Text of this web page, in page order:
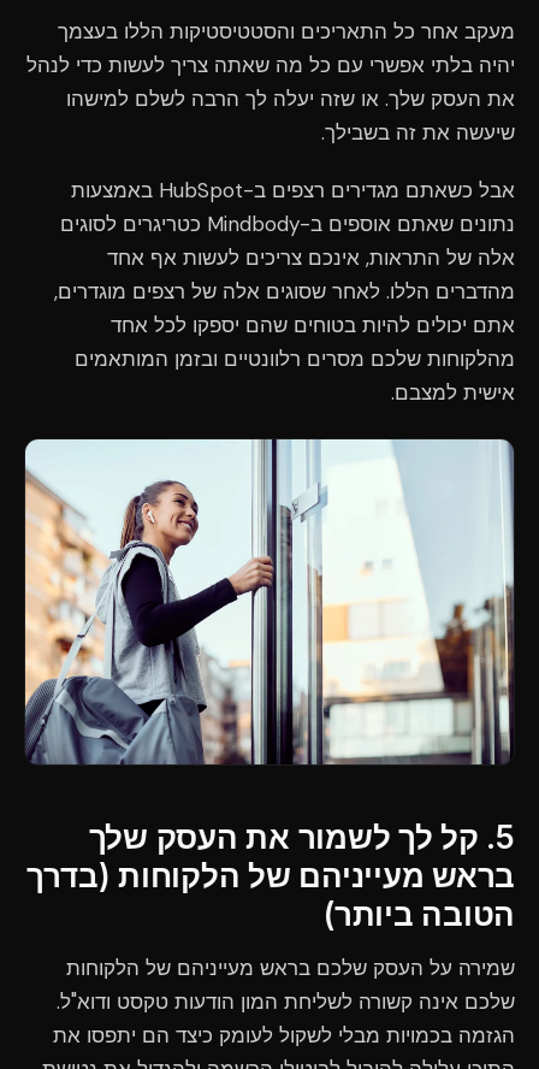
מעקב אחר כל התאריכים והסטטיסטיקות הללו בעצמך
יהיה בלתי אפשרי עם כל מה שאתה צריך לעשות כדי לנהל
את העסק שלך. או שזה יעלה לך הרבה לשלם למישהו
שיעשה את זה בשבילך.
אבל כשאתם מגדירים רצפים ב-HubSpot באמצעות
נתונים שאתם אוספים ב-Mindbody כטריגרים לסוגים
אלה של התראות, אינכם צריכים לעשות אף אחד
מהדברים הללו. לאחר שסוגים אלה של רצפים מוגדרים,
אתם יכולים להיות בטוחים שהם יספקו לכל אחד
מהלקוחות שלכם מסרים רלוונטיים ובזמן המותאמים
אישית למצבם.
5. קל לך לשמור את העסק שלך
בראש מעייניהם של הלקוחות (בדרך
הטובה ביותר)
שמירה על העסק שלכם בראש מעייניהם של הלקוחות
שלכם אינה קשורה לשליחת המון הודעות טקסט ודוא"ל.
הגזמה בכמויות מבלי לשקול לעומק כיצד הם יתפסו את